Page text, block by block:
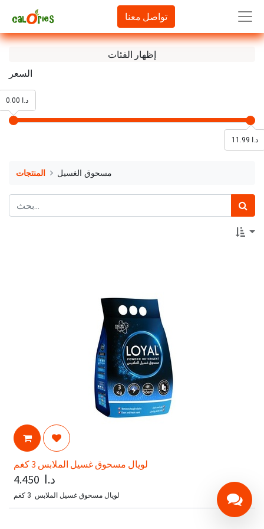
تواصل معنا
إظهار الفئات
السعر
11.99 د.ا
0.00 د.ا
المنتجات مسحوق الغسيل
لويال مسحوق غسيل الملابس 3 كغم
4.450 د.ا
لويال مسحوق غسيل الملابس 3 كغم